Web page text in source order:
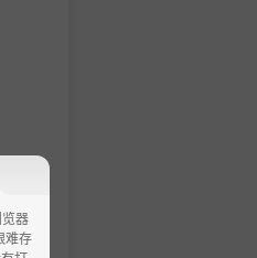
器
难存